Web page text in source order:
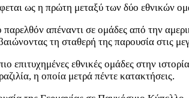
ως η πρώτη μεταξύ των δύο εθνικών
απέναντι σε ομάδες από την
τη σταθερή της παρουσία στις
επιτυχημένες εθνικές ομάδες στην
η οποία μετρά πέντε κατακτήσεις.